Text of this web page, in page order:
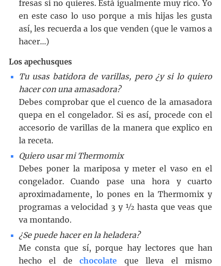
fresas si no quieres. Está igualmente muy rico. Yo
en este caso lo uso porque a mis hijas les gusta
así, les recuerda a los que venden (que le vamos a
hacer…)
Los apechusques
Tu usas batidora de varillas, pero ¿y si lo quiero
hacer con una amasadora?
Debes comprobar que el cuenco de la amasadora
quepa en el congelador. Si es así, procede con el
accesorio de varillas de la manera que explico en
la receta.
Quiero usar mi Thermomix
Debes poner la mariposa y meter el vaso en el
congelador. Cuando pase una hora y cuarto
aproximadamente, lo pones en la Thermomix y
programas a velocidad 3 y ½ hasta que veas que
va montando.
¿Se puede hacer en la heladera?
Me consta que sí, porque hay lectores que han
hecho el dechocolate que lleva el mismo